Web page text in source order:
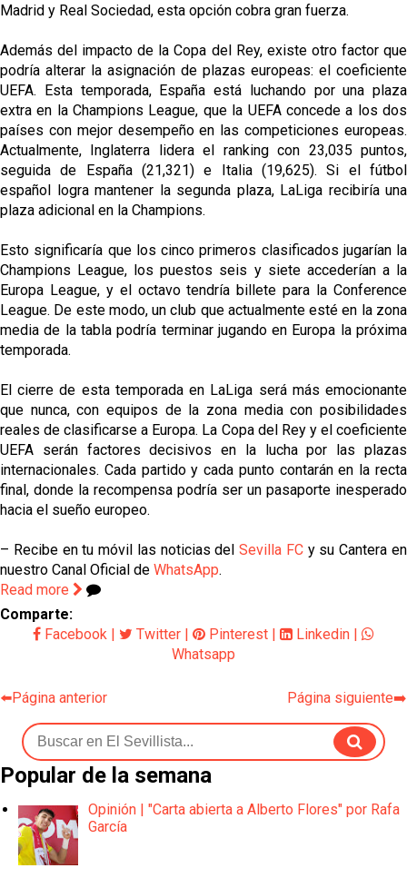
Madrid y Real Sociedad, esta opción cobra gran fuerza.
Además del impacto de la Copa del Rey, existe otro factor que
podría alterar la asignación de plazas europeas: el coeficiente
UEFA. Esta temporada, España está luchando por una plaza
extra en la Champions League, que la UEFA concede a los dos
países con mejor desempeño en las competiciones europeas.
Actualmente, Inglaterra lidera el ranking con 23,035 puntos,
seguida de España (21,321) e Italia (19,625). Si el fútbol
español logra mantener la segunda plaza, LaLiga recibiría una
plaza adicional en la Champions.
Esto significaría que los cinco primeros clasificados jugarían la
Champions League, los puestos seis y siete accederían a la
Europa League, y el octavo tendría billete para la Conference
League. De este modo, un club que actualmente esté en la zona
media de la tabla podría terminar jugando en Europa la próxima
temporada.
El cierre de esta temporada en LaLiga será más emocionante
que nunca, con equipos de la zona media con posibilidades
reales de clasificarse a Europa. La Copa del Rey y el coeficiente
UEFA serán factores decisivos en la lucha por las plazas
internacionales. Cada partido y cada punto contarán en la recta
final, donde la recompensa podría ser un pasaporte inesperado
hacia el sueño europeo.
– Recibe en tu móvil las noticias delSevilla FCy su Cantera en
nuestro Canal Oficial de WhatsApp.
Read more
Comparte:
Facebook | Twitter | Pinterest | Linkedin |
Whatsapp
⬅️Página anterior Página siguiente➡️
Popular de la semana
Opinión | "Carta abierta a Alberto Flores" por Rafa
García